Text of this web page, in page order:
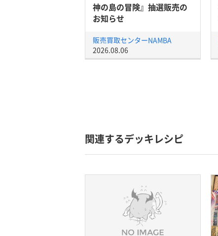
神の島の冒険』抽選販売の
お知らせ
販売買取センターNAMBA
2026.08.06
関連するデッキレシピ